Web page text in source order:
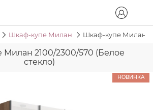
Шкаф-купе Милан Шкаф-купе Милан
Милан 2100/2300/570 (Белое
стекло)
НОВИНКА